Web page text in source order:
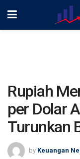
Rupiah
per Dolar
Turunkan
by Keuangan